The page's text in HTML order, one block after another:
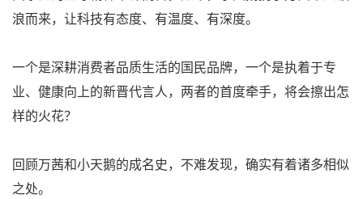
浪而来，让科技有态度、有温度、有深度。
一个是深耕消费者品质生活的国民品牌，一个是执着于专
业、健康向上的新晋代言人，两者的首度牵手，将会擦出怎
样的火花？
回顾万茜和小天鹅的成名史，不难发现，确实有着诸多相似
之处。